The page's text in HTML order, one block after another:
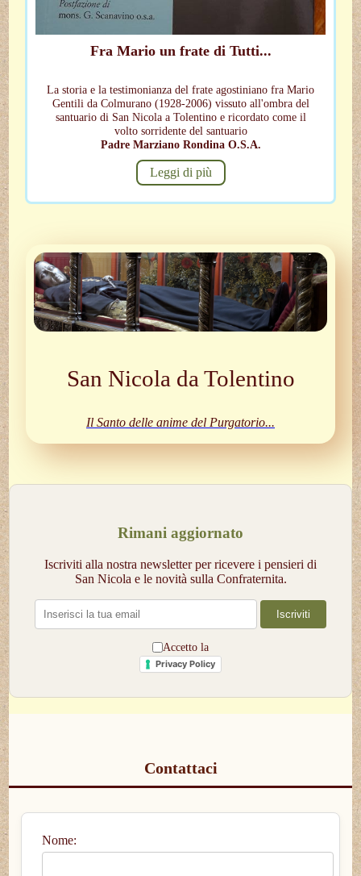
Fra Mario un frate di Tutti...
La storia e la testimonianza del frate agostiniano fra Mario
Gentili da Colmurano (1928-2006) vissuto all'ombra del
santuario di San Nicola a Tolentino e ricordato come il
volto sorridente del santuario
Padre Marziano Rondina O.S.A.
Leggi di più
San Nicola da Tolentino
Il Santo delle anime del Purgatorio...
Rimani aggiornato
Iscriviti alla nostra newsletter per ricevere i pensieri di
San Nicola e le novità sulla Confraternita.
Iscriviti
Accetto la
Privacy Policy
Contattaci
Nome: